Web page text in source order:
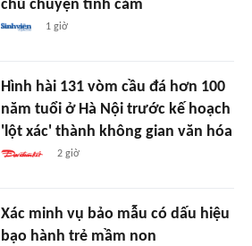
chủ chuyện tình cảm
1 giờ
Hình hài 131 vòm cầu đá hơn 100
năm tuổi ở Hà Nội trước kế hoạch
'lột xác' thành không gian văn hóa
2 giờ
Xác minh vụ bảo mẫu có dấu hiệu
bạo hành trẻ mầm non